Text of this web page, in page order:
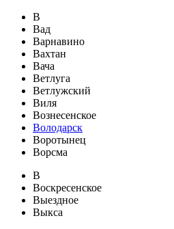
В
Вад
Варнавино
Вахтан
Вача
Ветлуга
Ветлужский
Виля
Вознесенское
Володарск
Воротынец
Ворсма
В
Воскресенское
Выездное
Выкса